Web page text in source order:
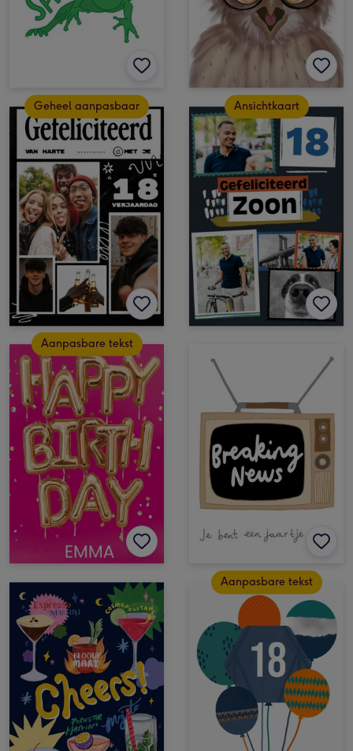
Geheel aanpasbaar Ansichtkaart
Aanpasbare tekst
Aanpasbare tekst